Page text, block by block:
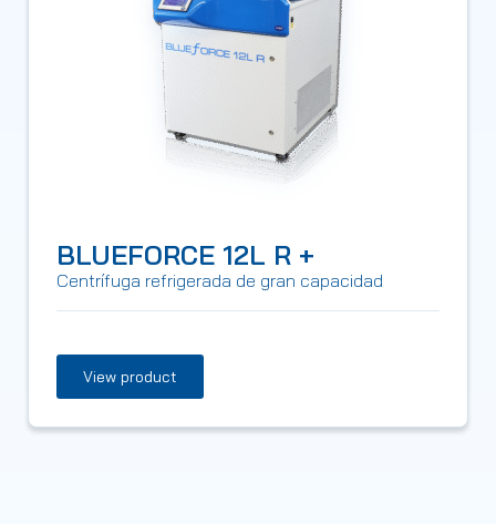
BLUEFORCE 12L R +
Centrífuga refrigerada de gran capacidad
View product